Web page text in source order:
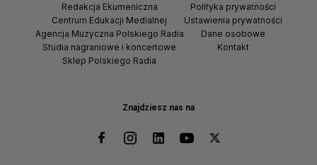
Znajdziesz nas na
Redakcja Ekumeniczna
Centrum Edukacji Medialnej
Agencja Muzyczna Polskiego Radia
Studia nagraniowe i koncertowe
Sklep Polskiego Radia
Polityka prywatności
Ustawienia prywatności
Dane osobowe
Kontakt